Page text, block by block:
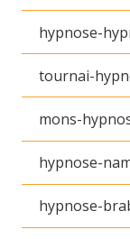
hypnose-
tournai-
mons-
hypnose-
hypnose-